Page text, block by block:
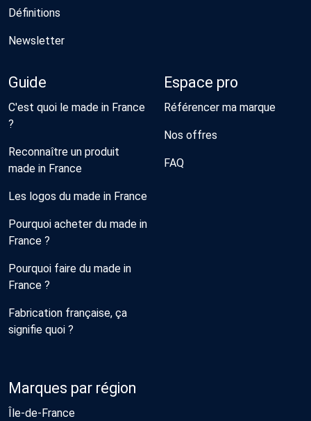
Définitions
Newsletter
Guide
C'est quoi le made in France
?
Reconnaître un produit
made in France
Les logos du made in France
Pourquoi acheter du made in
France ?
Pourquoi faire du made in
France ?
Fabrication française, ça
signifie quoi ?
Espace pro
Référencer ma marque
Nos offres
FAQ
Marques par région
Île-de-France